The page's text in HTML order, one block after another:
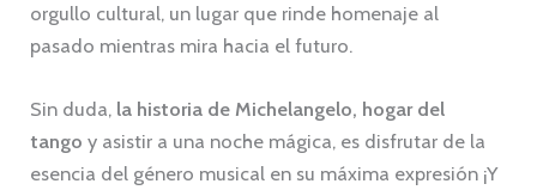
orgullo cultural, un lugar que rinde homenaje al
pasado mientras mira hacia el futuro.
Sin duda, la historia de Michelangelo, hogar del
tango y asistir a una noche mágica, es disfrutar de la
esencia del género musical en su máxima expresión ¡Y